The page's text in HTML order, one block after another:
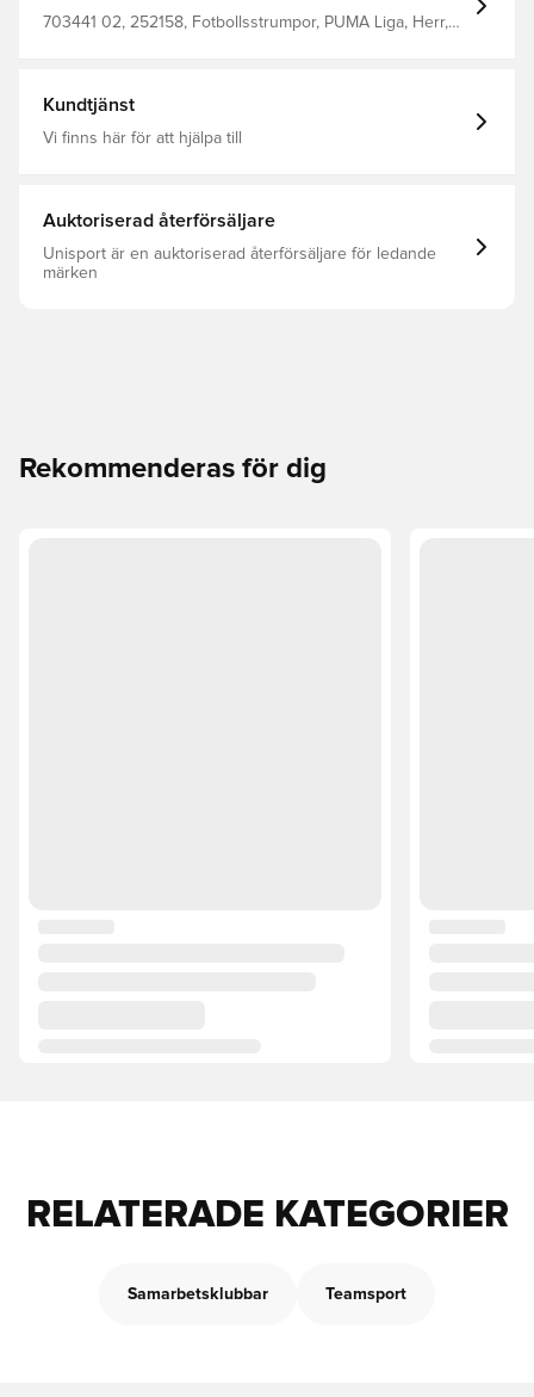
703441 02, 252158, Fotbollsstrumpor, PUMA Liga, Herr,
Kundtjänst
Vi finns här för att hjälpa till
Auktoriserad återförsäljare
Unisport är en auktoriserad återförsäljare för ledande
märken
Rekommenderas för dig
RELATERADE KATEGORIER
Samarbetsklubbar Teamsport